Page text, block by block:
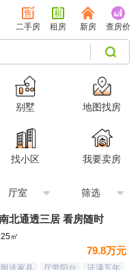
二手房 租房 新房 查房价
别墅 地图找房
找小区 我要卖房
厅室 筛选
北通透三居 看房随时
㎡
79.8万元